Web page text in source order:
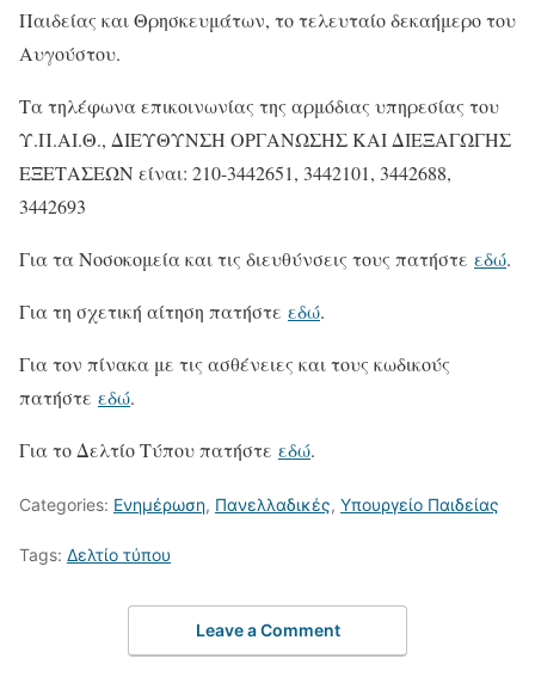
Παιδείας και Θρησκευμάτων, το τελευταίο δεκαήμερο του
Αυγούστου.
Τα τηλέφωνα επικοινωνίας της αρμόδιας υπηρεσίας του
Υ.Π.ΑΙ.Θ., ΔΙΕΥΘΥΝΣΗ ΟΡΓΑΝΩΣΗΣ ΚΑΙ ΔΙΕΞΑΓΩΓΗΣ
ΕΞΕΤΑΣΕΩΝ είναι: 210-3442651, 3442101, 3442688,
3442693
Για τα Νοσοκομεία και τις διευθύνσεις τους πατήστε εδώ.
Για τη σχετική αίτηση πατήστε εδώ.
Για τον πίνακα με τις ασθένειες και τους κωδικούς
πατήστε εδώ.
Για το Δελτίο Τύπου πατήστε εδώ.
Categories: Ενημέρωση, Πανελλαδικές, Υπουργείο Παιδείας
Tags: Δελτίο τύπου
Leave a Comment